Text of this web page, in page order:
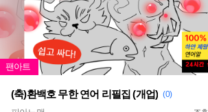
(축)환백호 무한 연어 리필집 (개업) (0)